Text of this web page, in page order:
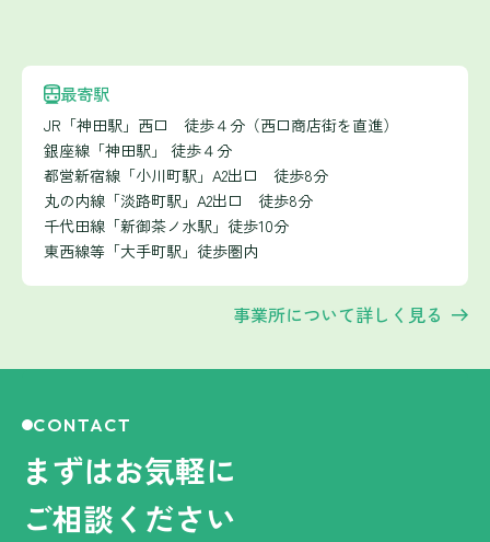
最寄駅
JR「神田駅」西口 徒歩４分（西口商店街を直進）
銀座線「神田駅」 徒歩４分
都営新宿線「小川町駅」A2出口 徒歩8分
丸の内線「淡路町駅」A2出口 徒歩8分
千代田線「新御茶ノ水駅」徒歩10分
東西線等「大手町駅」徒歩圏内
事業所について詳しく見る
CONTACT
まずはお気軽に
ご相談ください